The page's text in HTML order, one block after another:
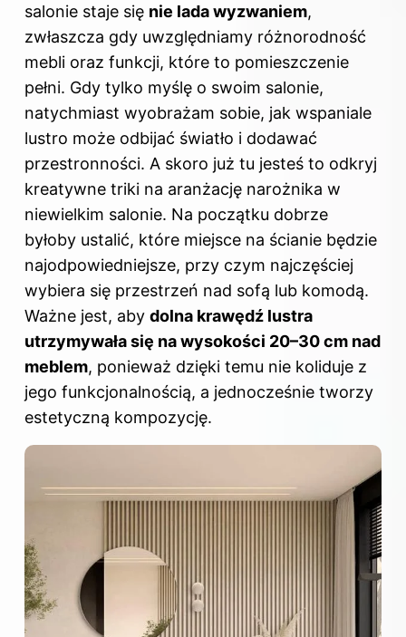
salonie staje się nie lada wyzwaniem,
zwłaszcza gdy uwzględniamy różnorodność
mebli oraz funkcji, które to pomieszczenie
pełni. Gdy tylko myślę o swoim salonie,
natychmiast wyobrażam sobie, jak wspaniale
lustro może odbijać światło i dodawać
przestronności. A skoro już tu jesteś to odkryj
kreatywne triki na aranżację narożnika w
niewielkim salonie. Na początku dobrze
byłoby ustalić, które miejsce na ścianie będzie
najodpowiedniejsze, przy czym najczęściej
wybiera się przestrzeń nad sofą lub komodą.
Ważne jest, aby dolna krawędź lustra
utrzymywała się na wysokości 20–30 cm nad
meblem, ponieważ dzięki temu nie koliduje z
jego funkcjonalnością, a jednocześnie tworzy
estetyczną kompozycję.